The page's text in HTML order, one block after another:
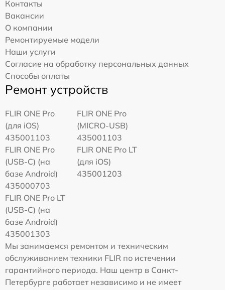
Контакты
Вакансии
О компании
Ремонтируемые модели
Наши услуги
Согласие на обработку персональных данных
Способы оплаты
Ремонт устройств
FLIR ONE Pro
(для iOS)
435001103
FLIR ONE Pro
(MICRO-USB)
435001103
FLIR ONE Pro
(USB-C) (на
базе Android)
435000703
FLIR ONE Pro LT
(для iOS)
435001203
FLIR ONE Pro LT
(USB-C) (на
базе Android)
435001303
Мы занимаемся ремонтом и техническим
обслуживанием техники FLIR по истечении
гарантийного периода. Наш центр в Санкт-
Петербурге работает независимо и не имеет